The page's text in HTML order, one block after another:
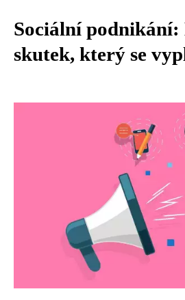
Sociální
skutek, který se